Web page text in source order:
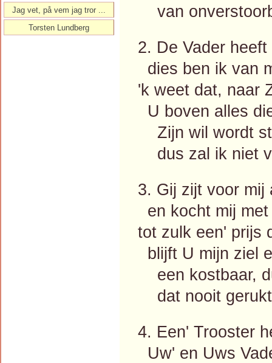
van
2. De Vader
dies ben ik van
'k weet dat, naar
U boven alles
Zijn wil wordt
dus zal ik niet
3. Gij zijt voor mij
en kocht mij
tot zulk een' prijs
blijft U mijn ziel
een kostbaar,
dat nooit
4. Een' Trooster
Uw' en Uws
Jag vet, på vem jag tror ...
Torsten Lundberg